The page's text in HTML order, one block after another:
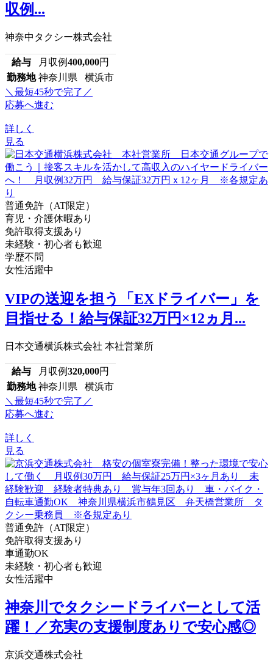
収例...
神奈中タクシー株式会社
給与 月収例400,000円
勤務地 神奈川県 横浜市
＼最短45秒で完了／
応募へ進む
詳しく
見る
普通免許（AT限定）
育児・介護休暇あり
免許取得支援あり
未経験・初心者も歓迎
学歴不問
女性活躍中
VIPの送迎を担う「EXドライバー」を
目指せる！給与保証32万円×12ヵ月...
日本交通横浜株式会社 本社営業所
給与 月収例320,000円
勤務地 神奈川県 横浜市
＼最短45秒で完了／
応募へ進む
詳しく
見る
普通免許（AT限定）
免許取得支援あり
車通勤OK
未経験・初心者も歓迎
女性活躍中
神奈川でタクシードライバーとして活
躍！／充実の支援制度ありで安心感◎
京浜交通株式会社